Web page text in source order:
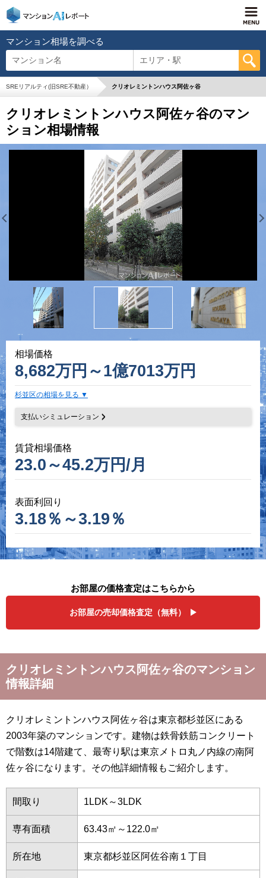
マンション相場を調べる
マンション名 エリア・駅
SREリアルティ(旧SRE不動産） クリオレミントンハウス阿佐ヶ谷
クリオレミントンハウス阿佐ヶ谷のマン
ション相場情報
相場価格
8,682万円～1億7013万円
杉並区の相場を見る
支払いシミュレーション
賃貸相場価格
23.0～45.2万円/月
表面利回り
3.18％～3.19％
お部屋の価格査定はこちらから
お部屋の売却価格査定（無料）
クリオレミントンハウス阿佐ヶ谷のマンション
情報詳細
クリオレミントンハウス阿佐ヶ谷は東京都杉並区にある
2003年築のマンションです。建物は鉄骨鉄筋コンクリート
で階数は14階建て、最寄り駅は東京メトロ丸ノ内線の南阿
佐ヶ谷になります。その他詳細情報もご紹介します。
間取り 1LDK～3LDK
専有面積 63.43㎡～122.0㎡
所在地 東京都杉並区阿佐谷南１丁目